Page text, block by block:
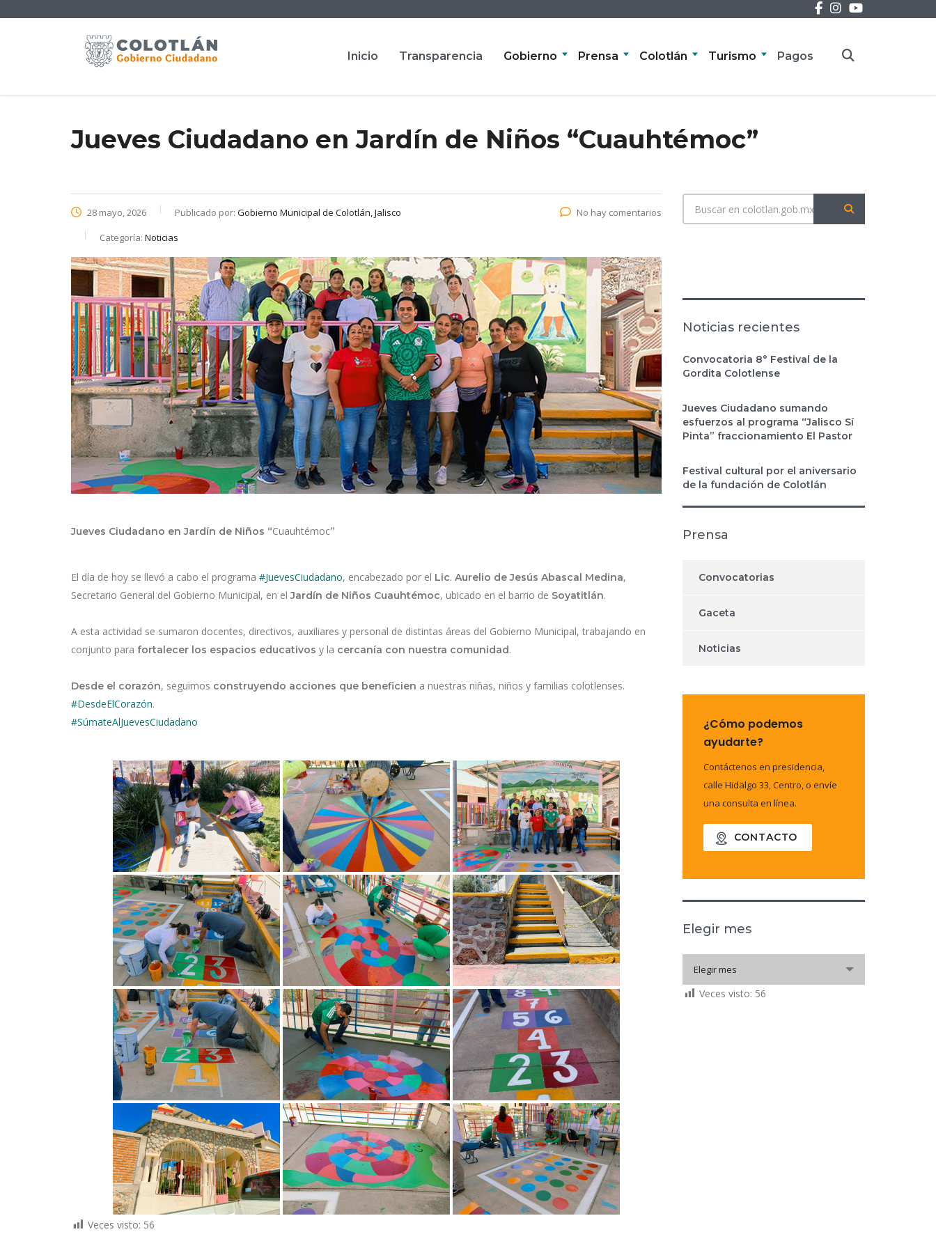
Inicio Transparencia Gobierno Prensa Colotlán Turismo Pagos
Jueves Ciudadano en Jardín de Niños “Cuauhtémoc”
28 mayo, 2026 Publicado por: Gobierno Municipal de Colotlán, Jalisco
Categoría: Noticias
No hay comentarios
Jueves Ciudadano en Jardín de Niños “Cuauhtémoc”
El día de hoy se llevó a cabo el programa #JuevesCiudadano, encabezado por el Lic. Aurelio de Jesús Abascal Medina,
Secretario General del Gobierno Municipal, en elJardín de Niños Cuauhtémoc, ubicado en el barrio de Soyatitlán.
A esta actividad se sumaron docentes, directivos, auxiliares y personal de distintas áreas del Gobierno Municipal, trabajando en
conjunto para fortalecer los espacios educativos y la cercanía con nuestra comunidad.
Desde el corazón, seguimos construyendo acciones que beneficien a nuestras niñas, niños y familias colotlenses.
#DesdeElCorazón.
#SúmateAlJuevesCiudadano
Veces visto: 56
Noticias recientes
Convocatoria 8° Festival de la
Gordita Colotlense
Jueves Ciudadano sumando
esfuerzos al programa “Jalisco Sí
Pinta” fraccionamiento El Pastor
Festival cultural por el aniversario
de la fundación de Colotlán
Prensa
Convocatorias
Gaceta
Noticias
¿Cómo podemos
ayudarte?
Contáctenos en presidencia,
calle Hidalgo 33, Centro, o envíe
una consulta en línea.
CONTACTO
Elegir mes
Elegir mes
Veces visto: 56